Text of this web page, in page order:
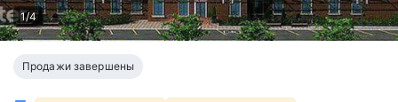
1/4
Продажи завершены